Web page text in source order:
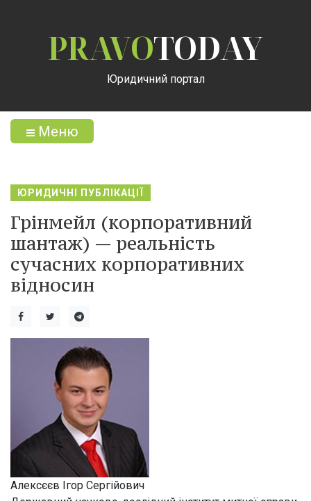
PRAVOTODAY
Юридичний портал
Меню
ЮРИДИЧНІ ПУБЛІКАЦІЇ
Грінмейл (корпоративний
шантаж) — реальність
сучасних корпоративних
відносин
Алексєєв Ігор Сергійович